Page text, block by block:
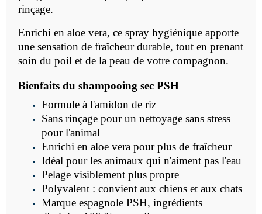
rinçage.
Enrichi en aloe vera, ce spray hygiénique apporte
une sensation de fraîcheur durable, tout en prenant
soin du poil et de la peau de votre compagnon.
Bienfaits du shampooing sec PSH
Formule à l'amidon de riz
Sans rinçage pour un nettoyage sans stress
pour l'animal
Enrichi en aloe vera pour plus de fraîcheur
Idéal pour les animaux qui n'aiment pas l'eau
Pelage visiblement plus propre
Polyvalent : convient aux chiens et aux chats
Marque espagnole PSH, ingrédients